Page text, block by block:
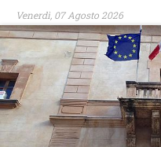
Venerdì, 07 Agosto 2026